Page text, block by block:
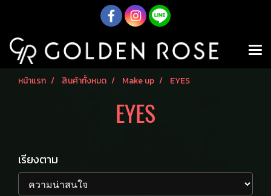
หน้าแรก สินค้าทั้งหมด Make up EYES
EYES
เรียงตาม